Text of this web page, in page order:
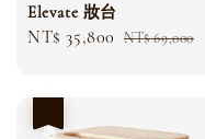
Elevate 妝台
Sale
NT$ 35,800 Regular
NT$ 69,000